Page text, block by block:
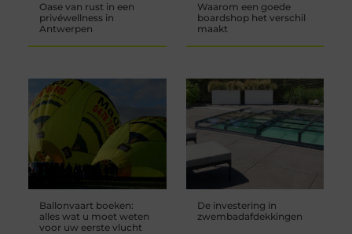
Oase van rust in een
privéwellness in
Antwerpen
Waarom een goede
boardshop het verschil
maakt
Ballonvaart boeken:
alles wat u moet weten
voor uw eerste vlucht
De investering in
zwembadafdekkingen